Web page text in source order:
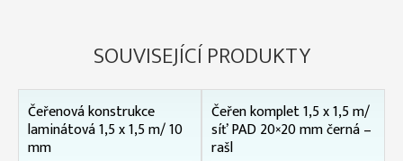
SOUVISEJÍCÍ PRODUKTY
Čeřenová konstrukce
laminátová 1,5 x 1,5 m/ 10
mm
Čeřen komplet 1,5 x 1,5 m/
síť PAD 20×20 mm černá –
rašl